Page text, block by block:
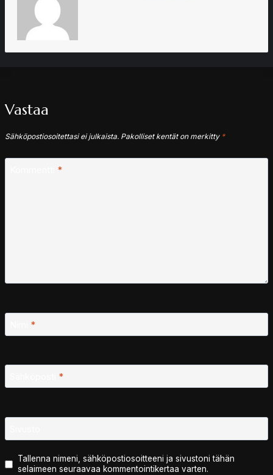
Vastaa
Sähköpostiosoitettasi ei julkaista. Pakolliset kentät on merkitty *
*
*
*
Tallenna nimeni, sähköpostiosoitteeni ja sivustoni tähän
selaimeen seuraavaa kommentointikertaa varten.